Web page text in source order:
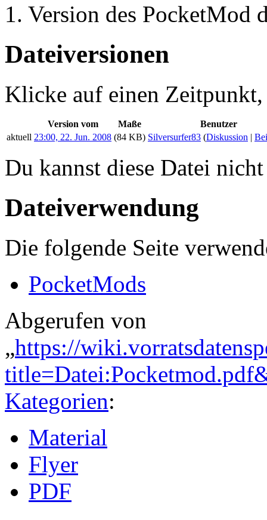
1. Version des PocketMod
Dateiversionen
Klicke auf einen Zeitpunkt,
Version vom Maße
Benutzer
aktuell 23:00, 22. Jun. 2008 (84 KB) Silversurfer83 (Diskussion |
Du kannst diese Datei
Dateiverwendung
Die folgende Seite
PocketMods
Abgerufen von
„https://
Kategorien:
Material
Flyer
PDF